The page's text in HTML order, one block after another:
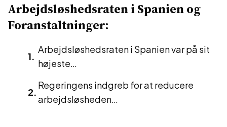
Arbejdsløshedsraten i Spanien og
Foranstaltninger:
Arbejdsløshedsraten i Spanien var på sit
højeste…
Regeringens indgreb for at reducere
arbejdsløsheden…